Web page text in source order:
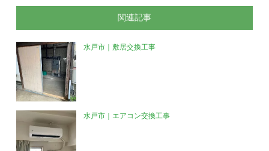
関連記事
水戸市｜敷居交換工事
水戸市｜エアコン交換工事